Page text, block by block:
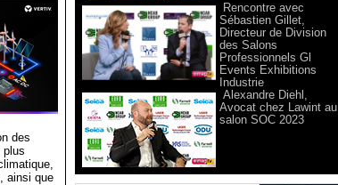
des
plus
ainsi que
Rencontre avec
Sébastien Gillet,
Directeur de Division
des Salons
Professionnels Gl
Events Exhibitions
Industrie
Alexandre Diehl,
Avocat chez Lawint au
salon SOC 2023